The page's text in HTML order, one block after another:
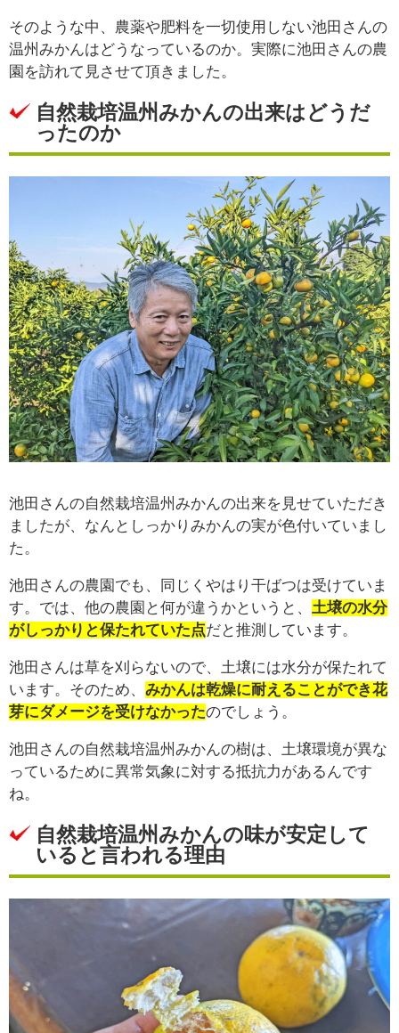
そのような中、農薬や肥料を一切使用しない池田さんの
温州みかんはどうなっているのか。実際に池田さんの農
園を訪れて見させて頂きました。
自然栽培温州みかんの出来はどうだ
ったのか
池田さんの自然栽培温州みかんの出来を見せていただき
ましたが、なんとしっかりみかんの実が色付いていまし
た。
池田さんの農園でも、同じくやはり干ばつは受けていま
す。では、他の農園と何が違うかというと、 土壌の水分
がしっかりと保たれていた点だと推測しています。
池田さんは草を刈らないので、土壌には水分が保たれて
います。そのため、 みかんは乾燥に耐えることができ花
芽にダメージを受けなかったのでしょう。
池田さんの自然栽培温州みかんの樹は、土壌環境が異な
っているために異常気象に対する抵抗力があるんです
ね。
自然栽培温州みかんの味が安定して
いると言われる理由